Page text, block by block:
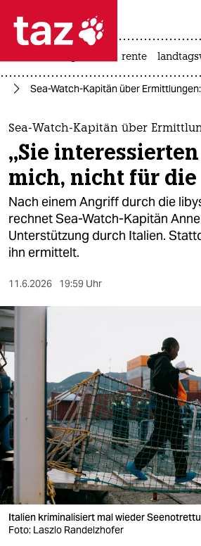
 taz zahl ich
taz zahl ich
themen
politik
öko
gesellschaft
kultur
sport
berlin
nord
wahrheit
verlag
verlag
veranstaltungen
shop
fragen & hilfe
rente
Sea-Watch-Kapitän über
Sea-Watch-Kapitän über
„Sie
mich, nicht für die
Nach einem Angriff durch die
rechnet Sea-Watch-Kapitän
Unterstützung durch Italien.
ihn ermittelt.
11.6.2026 19:59 Uhr
Italien kriminalisiert mal wieder
Foto: Laszlo Randelzhofer